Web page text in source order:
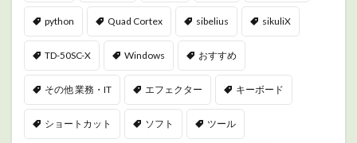
python Quad Cortex sibelius sikuliX
TD-50SC-X Windows おすすめ
その他 業務・IT エフェクター キーボード
ショートカット ソフト ツール